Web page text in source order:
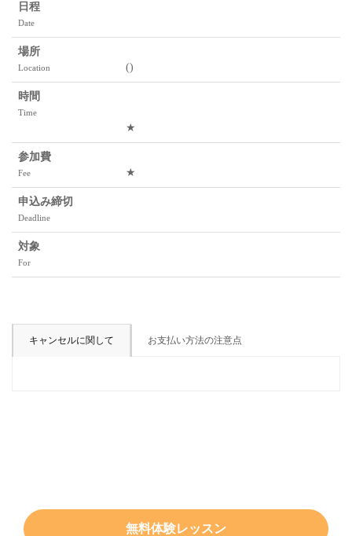
日程
Date
場所
Location ()
時間
Time
★
参加費
Fee ★
申込み締切
Deadline
対象
For
キャンセルに関して お支払い方法の注意点
無料体験レッスン